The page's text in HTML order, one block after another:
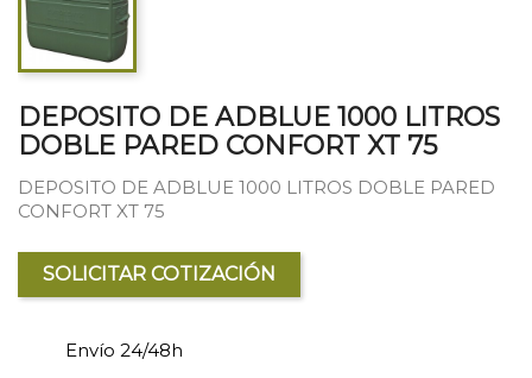
DEPOSITO DE ADBLUE 1000 LITROS
DOBLE PARED CONFORT XT 75
DEPOSITO DE ADBLUE 1000 LITROS DOBLE PARED
CONFORT XT 75
SOLICITAR COTIZACIÓN
Envío 24/48h